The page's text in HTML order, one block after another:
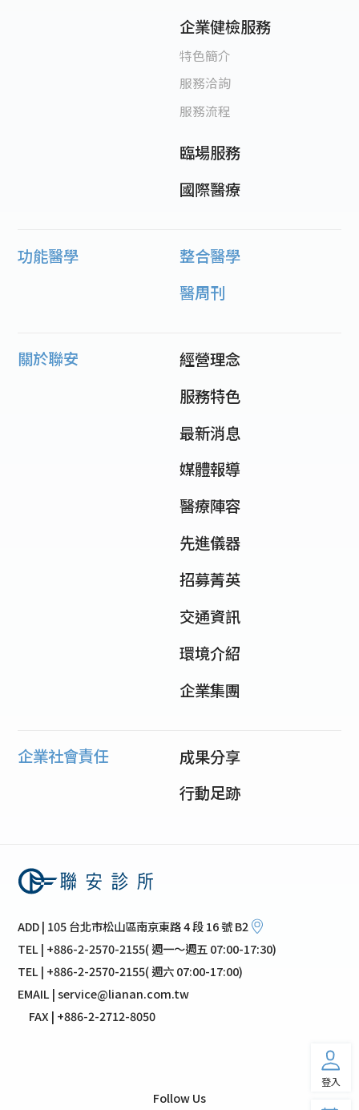
企業健檢服務
特色簡介
服務洽詢
服務流程
臨場服務
國際醫療
功能醫學
整合醫學
醫周刊
關於聯安
經營理念
服務特色
最新消息
媒體報導
醫療陣容
先進儀器
招募菁英
交通資訊
環境介紹
企業集團
企業社會責任
成果分享
行動足跡
ADD | 105 台北市松山區南京東路 4 段 16 號 B2
TEL | +886-2-2570-2155( 週一～週五 07:00-17:30)
TEL | +886-2-2570-2155( 週六 07:00-17:00)
EMAIL | service@lianan.com.tw
FAX | +886-2-2712-8050
Follow Us
登入